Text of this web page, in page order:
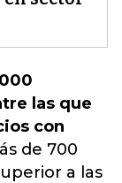
las que
con
de 700
a las